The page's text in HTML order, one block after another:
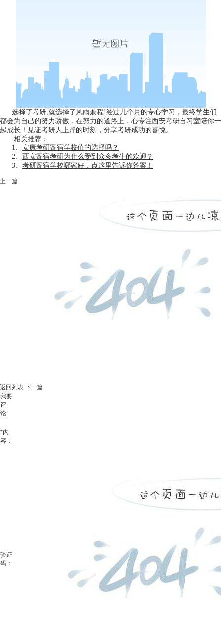
选择了考研,就选择了风雨兼程!经过几个月的专心学习，最终学生们
都会为自己的努力骄傲，在努力的道路上，心专注西安考研自习室陪你一
起成长！见证考研人上岸的时刻，分享考研成功的喜悦。
相关推荐：
1、 安康考研寄宿学校值的选择吗？
2、 西安寄宿考研为什么受到众多考生的欢迎？
3、 考研寄宿学校哪家好，点这里告诉你答案！
上一篇
返回列表 下一篇
我要
评
论:
*内
容：
验证
码：